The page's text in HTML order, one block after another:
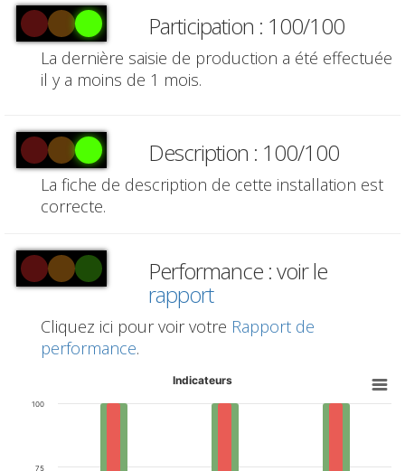
Participation : 100/100
La dernière saisie de production a été effectuée
il y a moins de 1 mois.
Description : 100/100
La fiche de description de cette installation est
correcte.
Performance : voir le
rapport
Cliquez ici pour voir votre Rapport de
performance.
Indicateurs
75
100